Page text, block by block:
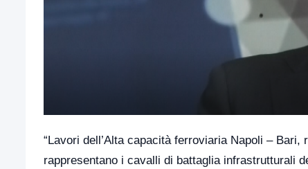
“Lavori dell’Alta capacità ferroviaria Napoli –
rappresentano i cavalli di battaglia infrastrutturali